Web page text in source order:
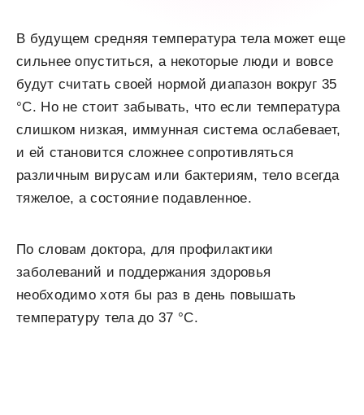
В будущем средняя температура тела может еще
сильнее опуститься, а некоторые люди и вовсе
будут считать своей нормой диапазон вокруг 35
°C. Но не стоит забывать, что если температура
слишком низкая, иммунная система ослабевает,
и ей становится сложнее сопротивляться
различным вирусам или бактериям, тело всегда
тяжелое, а состояние подавленное.
По словам доктора, для профилактики
заболеваний и поддержания здоровья
необходимо хотя бы раз в день повышать
температуру тела до 37 °C.